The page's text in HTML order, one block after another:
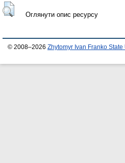
Оглянути опис ресурсу
© 2008–2026 Zhytomyr Ivan Franko State